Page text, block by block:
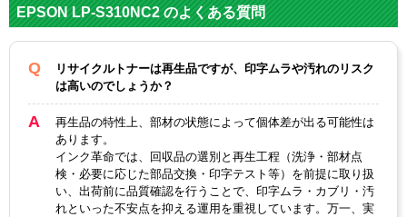
メーカー
対応
純正型番
カラー
ICチップ あり
製品タイプ リサイクルトナー
EPSON LP-S310NC2 のよくある質問
リサイクルトナーは再生品ですが、印字ムラや汚れのリスク
は高いのでしょうか？
再生品の特性上、部材の状態によって個体差が出る可能性は
あります。
インク革命では、回収品の選別と再生工程（洗浄・部材点
検・必要に応じた部品交換・印字テスト等）を前提に取り扱
い、出荷前に品質確認を行うことで、印字ムラ・カブリ・汚
れといった不安点を抑える運用を重視しています。万一、実